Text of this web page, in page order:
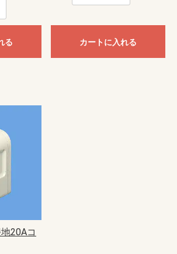
る カートに入れる
20Aコ